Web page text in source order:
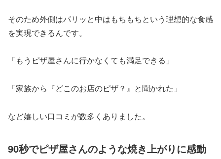
そのため外側はパリッと中はもちもちという理想的な食感
を実現できるんです。
「もうピザ屋さんに行かなくても満足できる」
「家族から『どこのお店のピザ？』と聞かれた」
など嬉しい口コミが数多くありました。
90秒でピザ屋さんのような焼き上がりに感動